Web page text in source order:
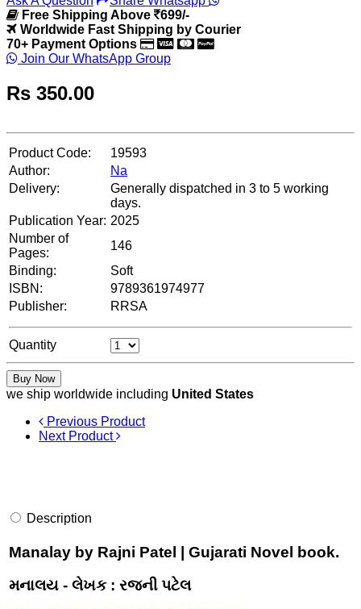
Free Shipping Above
699/-
Worldwide Fast Shipping by Courier
70+ Payment Options
Join Our WhatsApp Group
Rs 350.00
Product Code:
19593
Author:
Na
Delivery:
Generally dispatched in 3 to 5 working
days.
Publication Year: 2025
Number of
Pages:
146
Binding:
Soft
ISBN:
9789361974977
Publisher:
RRSA
Quantity
Buy Now
we ship worldwide including United States
Previous Product
Next Product
Description
Manalay by Rajni Patel | Gujarati Novel book.
મનાલય - લેખક : રજની પટેલ